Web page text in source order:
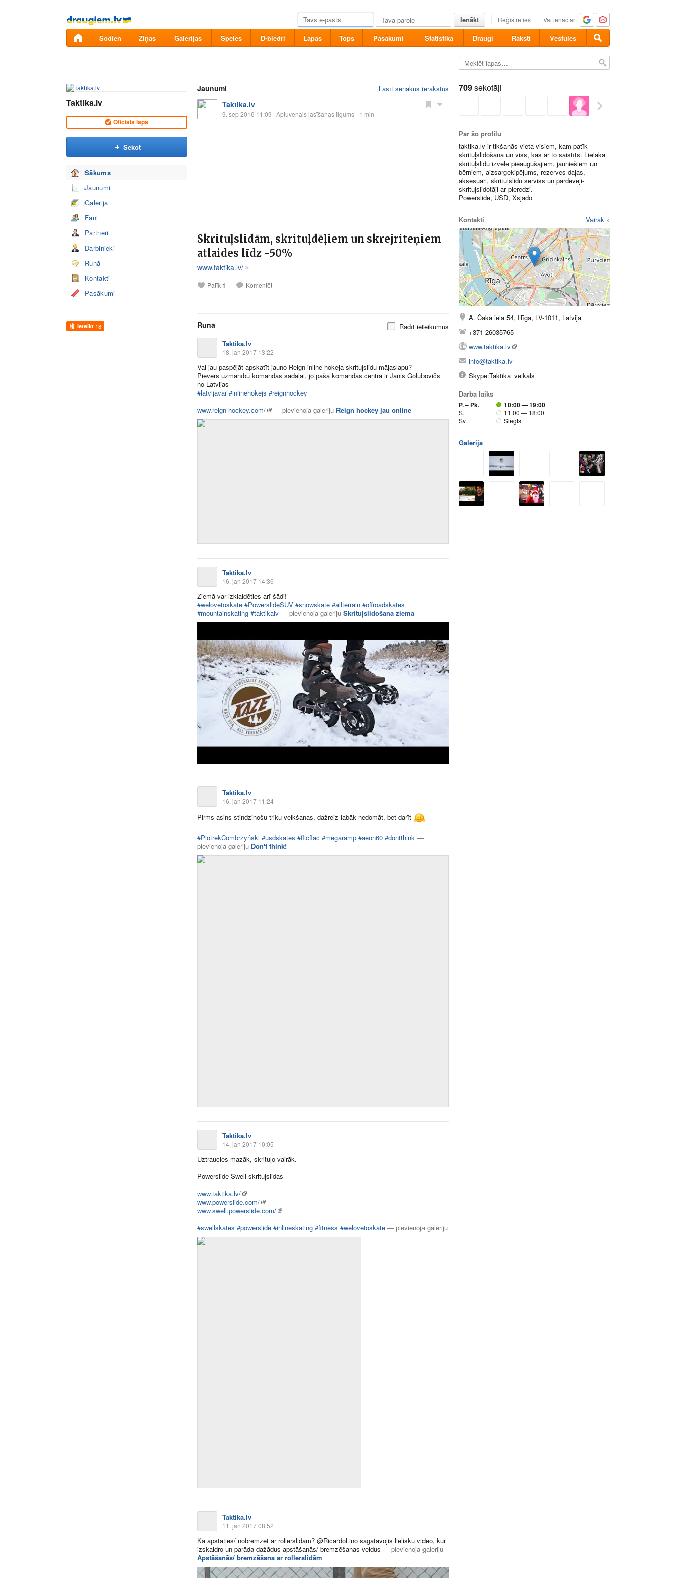
Pāriet
uz
saturu
Ienākt Reģistrēties Vai ienāc ar
Šodien Ziņas Galerijas Spēles D-biedri Lapas Tops Pasākumi Statistika Draugi Raksti Vēstules
Taktika.lv
Oficiālā lapa
Sekot
Sākums
Jaunumi
Galerija
Fani
Partneri
Darbinieki
Runā
Kontakti
Pasākumi
Ieteikt 18
Jaunumi Lasīt senākus ierakstus
Taktika.lv
9. sep 2016 11:09 · Aptuvenais lasīšanas ilgums - 1 min
Skrituļslidām, skrituļdēļiem un skrejriteņiem
atlaides līdz -50%
www.taktika.lv/
Patīk1 Komentēt
Runā
Rādīt ieteikumus
Taktika.lv
18. jan 2017 13:22
Vai jau paspējāt apskatīt jauno Reign inline hokeja skrituļslidu mājaslapu?
Pievērs uzmanību komandas sadaļai, jo pašā komandas centrā ir Jānis Golubovičs
no Latvijas
#latvijavar #inlinehokejs #reignhockey
www.reign-hockey.com/
— pievienoja galeriju Reign hockey jau online
Taktika.lv
16. jan 2017 14:36
Ziemā var izklaidēties arī šādi!
#welovetoskate #PowerslideSUV #snowskate #allterrain #offroadskates
#mountainskating #taktikalv — pievienoja galeriju Skrituļslidošana ziemā
Taktika.lv
16. jan 2017 11:24
Pirms asins stindzinošu triku veikšanas, dažreiz labāk nedomāt, bet darīt
#PiotrekCombrzyński #usdskates #flicflac #megaramp #aeon60 #dontthink —
pievienoja galeriju Don't think!
Taktika.lv
14. jan 2017 10:05
Uztraucies mazāk, skrituļo vairāk.
Powerslide Swell skrituļslidas
www.taktika.lv/
www.powerslide.com/
www.swell.powerslide.com/
#swellskates #powerslide #inlineskating #fitness #welovetoskate — pievienoja galeriju
Taktika.lv
11. jan 2017 08:52
Kā apstāties/ nobremzēt ar rollerslidām? @RicardoLino sagatavojis lielisku video, kur
izskaidro un parāda dažādus apstāšanās/ bremzēšanas veidus — pievienoja galeriju
Apstāšanās/ bremzēšana ar rollerslidām
709sekotāji
Par šo profilu
taktika.lv ir tikšanās vieta visiem, kam patīk
skrituļslidošana un viss, kas ar to saistīts. Lielākā
skrituļslidu izvēle pieaugušajiem, jauniešiem un
bērniem, aizsargekipējums, rezerves daļas,
aksesuāri, skrituļslidu serviss un pārdevēji-
skrituļslidotāji ar pieredzi.
Powerslide, USD, Xsjado
Kontakti Vairāk »
A. Čaka iela 54, Rīga, LV-1011, Latvija
+371 26035765
www.taktika.lv
info@taktika.lv
Skype:Taktika_veikals
Darba laiks
P. – Pk. 10:00 — 19:00
S.
11:00 — 18:00
Sv.
Slēgts
Galerija